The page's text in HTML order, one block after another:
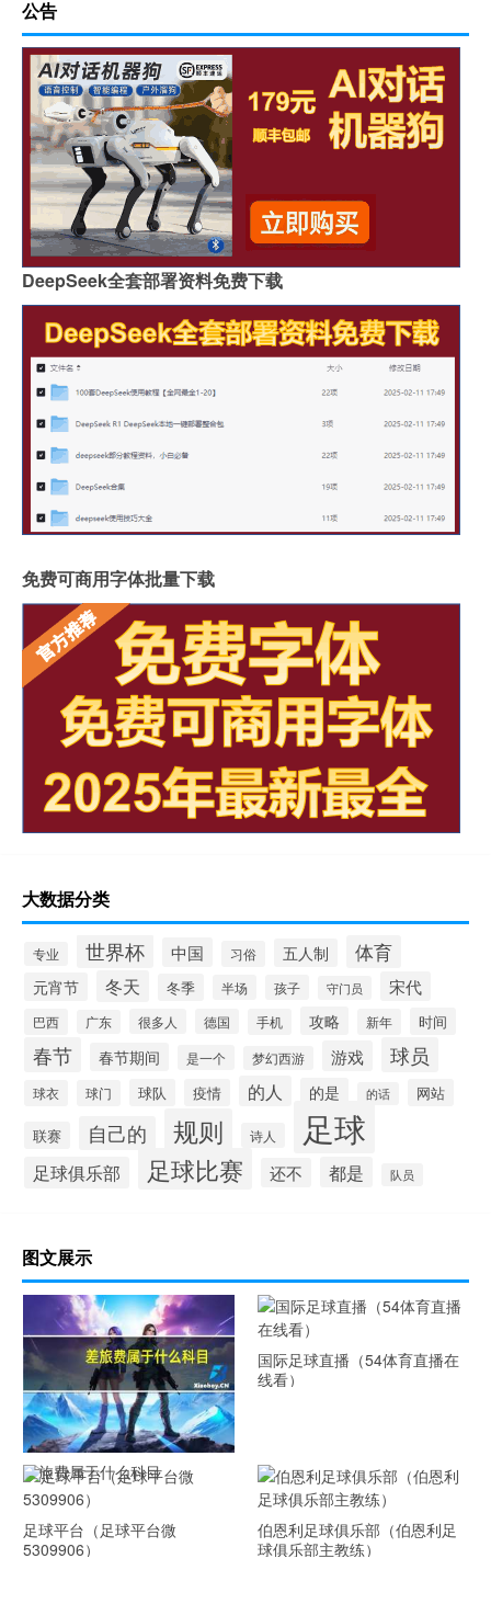
公告
DeepSeek全套部署资料免费下载
免费可商用字体批量下载
大数据分类
专业 世界杯 中国 习俗 五人制 体育
元宵节 冬天 冬季 半场 孩子 守门员 宋代
巴西 广东 很多人 德国 手机 攻略 新年 时间
春节 春节期间 是一个 梦幻西游 游戏 球员
球衣 球门 球队 疫情 的人 的是 的话 网站
联赛 自己的 规则 诗人 足球
足球俱乐部 足球比赛 还不 都是 队员
图文展示
差旅费属于什么科目
国际足球直播（54体育直播在
线看）
足球平台（足球平台微
5309906）
伯恩利足球俱乐部（伯恩利足
球俱乐部主教练）